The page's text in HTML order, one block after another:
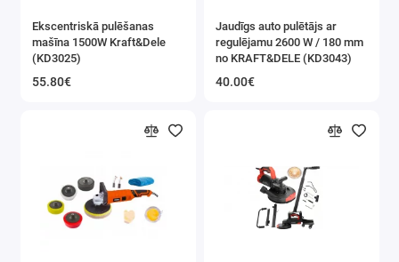
Ekscentriskā pulēšanas
mašīna 1500W Kraft&Dele
(KD3025)
55.80€
Jaudīgs auto pulētājs ar
regulējamu 2600 W / 180 mm
no KRAFT&DELE (KD3043)
40.00€